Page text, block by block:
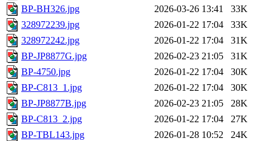
BP-BH326.jpg
2026-03-26 13:41
33K
328972239.jpg
2026-01-22 17:04
33K
328972242.jpg
2026-01-22 17:04
31K
BP-JP8877G.jpg
2026-02-23 21:05
31K
BP-4750.jpg
2026-01-22 17:04
30K
BP-C813_1.jpg
2026-01-22 17:04
30K
BP-JP8877B.jpg
2026-02-23 21:05
28K
BP-C813_2.jpg
2026-01-22 17:04
27K
BP-TBL143.jpg
2026-01-28 10:52
24K